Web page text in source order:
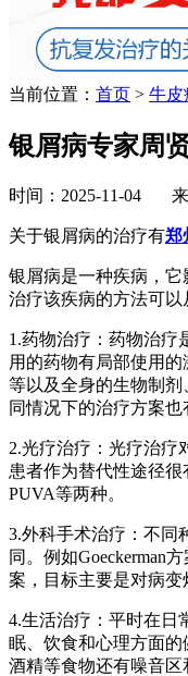
当前位置： 首页 > 牛皮
银屑病专家周
时间：2025-11-04 来
关于银屑病的治疗有郑
银屑病是一种疾病，它
治疗该疾病的方法可以
1.药物治疗：药物治疗
用的药物有局部使用
等以及全身的生物制
同情况下的治疗方案也
2.光疗治疗：光疗治疗
患者作为替代性途径很
PUVA等两种。
3.外科手术治疗：不同
同。例如Goeckerman
案，目标主要是对病变
4.生活治疗：平时在日
眠、饮食和心理方面的
酒精等食物还有噪音区